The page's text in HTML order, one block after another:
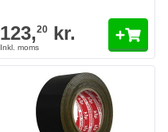
123,20 kr.